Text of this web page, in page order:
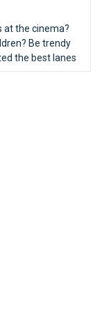
at the cinema?
Be trendy
the best lanes